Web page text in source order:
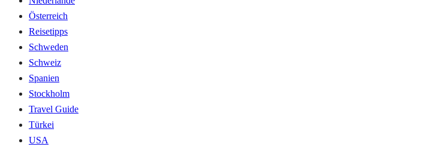
Österreich
Reisetipps
Schweden
Schweiz
Spanien
Stockholm
Travel Guide
Türkei
USA